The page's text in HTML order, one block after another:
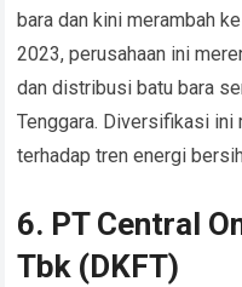
bara dan kini merambah
2023, perusahaan ini
dan distribusi batu bara
Tenggara. Diversifikasi ini
terhadap tren energi
6. PT Central
Tbk (DKFT)